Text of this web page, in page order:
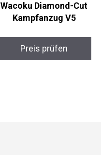
Wacoku Diamond-Cut
Kampfanzug V5
Preis prüfen